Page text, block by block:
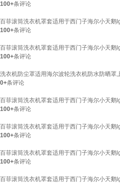
100+条评论
百菲滚筒洗衣机罩套适用于西门子海尔小天
100+条评论
百菲滚筒洗衣机罩套适用于西门子海尔小天
100+条评论
洗衣机防尘罩适用海尔波轮洗衣机防水防晒
0+条评论
百菲滚筒洗衣机罩套适用于西门子海尔小天
100+条评论
百菲滚筒洗衣机罩套适用于西门子海尔小天
100+条评论
百菲滚筒洗衣机罩套适用于西门子海尔小天
100+条评论
百菲滚筒洗衣机罩套适用于西门子海尔小天